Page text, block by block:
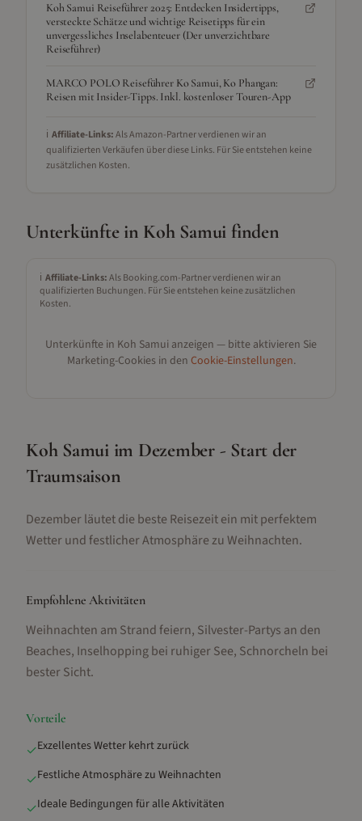
Koh Samui Reiseführer 2025: Entdecken Insidertipps,
versteckte Schätze und wichtige Reisetipps für ein
unvergessliches Inselabenteuer (Der unverzichtbare
Reiseführer)
MARCO POLO Reiseführer Ko Samui, Ko Phangan:
Reisen mit Insider-Tipps. Inkl. kostenloser Touren-App
ℹ️ Affiliate-Links:Als Amazon-Partner verdienen wir an
qualifizierten Verkäufen über diese Links. Für Sie entstehen keine
zusätzlichen Kosten.
Unterkünfte in Koh Samui finden
ℹ️ Affiliate-Links:Als Booking.com-Partner verdienen wir an
qualifizierten Buchungen. Für Sie entstehen keine zusätzlichen
Kosten.
Unterkünfte in Koh Samui anzeigen — bitte aktivieren Sie
Marketing-Cookies in den Cookie-Einstellungen.
Koh Samui im Dezember - Start der
Traumsaison
Dezember läutet die beste Reisezeit ein mit perfektem
Wetter und festlicher Atmosphäre zu Weihnachten.
Empfohlene Aktivitäten
Weihnachten am Strand feiern, Silvester-Partys an den
Beaches, Inselhopping bei ruhiger See, Schnorcheln bei
bester Sicht.
Vorteile
✓Exzellentes Wetter kehrt zurück
✓Festliche Atmosphäre zu Weihnachten
✓Ideale Bedingungen für alle Aktivitäten